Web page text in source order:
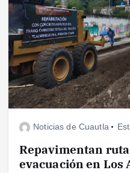
Noticias de Cuautla
Repavimentan
evacuación en Los